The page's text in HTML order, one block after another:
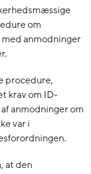
om
anmodninger
procedure,
krav om ID-
anmodninger om
var i
atden